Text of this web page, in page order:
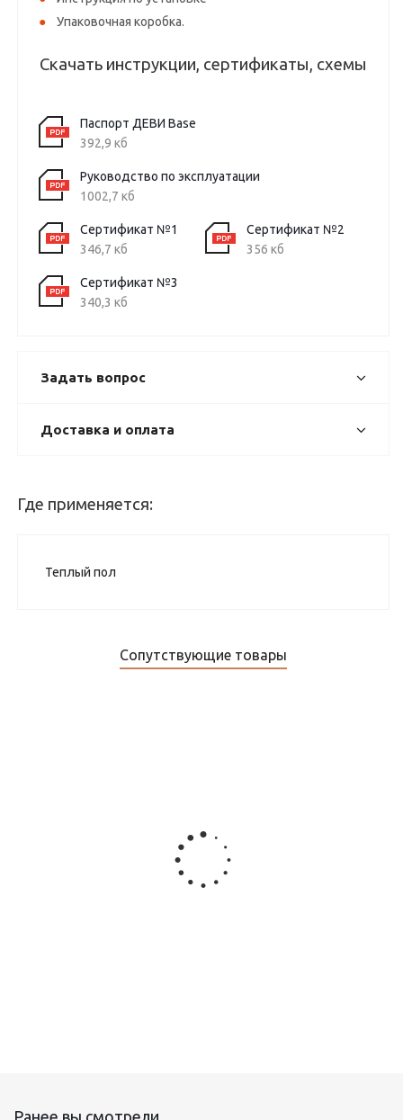
Упаковочная коробка.
Скачать инструкции, сертификаты, схемы
Паспорт ДЕВИ Base
392,9 кб
Руководство по эксплуатации
1002,7 кб
Сертификат №1
346,7 кб
Сертификат №2
356 кб
Сертификат №3
340,3 кб
Задать вопрос
Доставка и оплата
Где применяется:
Теплый пол
Сопутствующие товары
Датчик температуры ДЕВИ на проводе 3м, 10кОм
Ранее вы смотрели